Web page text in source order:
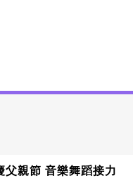
父親節 音樂舞蹈接力